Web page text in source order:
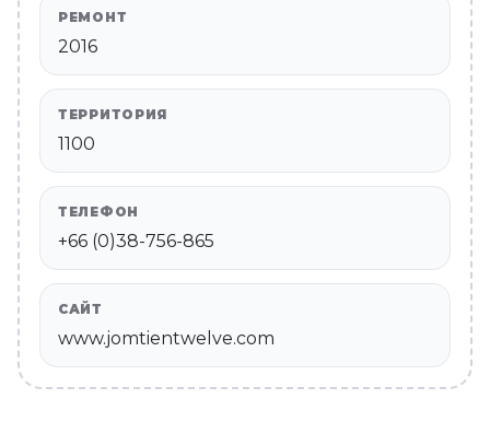
РЕМОНТ
2016
ТЕРРИТОРИЯ
1100
ТЕЛЕФОН
+66 (0)38-756-865
САЙТ
www.jomtientwelve.com